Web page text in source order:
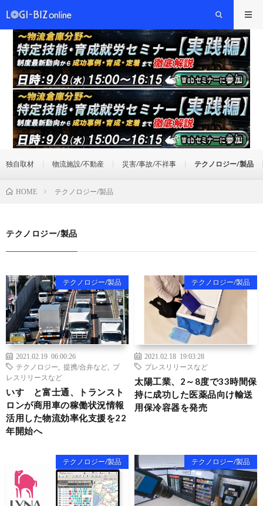
独自取材 物流施設/不動産 災害/事故/不祥事 テクノロジー/製品
HOME テクノロジー/製品
テクノロジー/製品
テクノロジー/製品
2021.02.19 06:00:26
テクノロジー
提携/合弁など
プ
レスリリースなど
いすゞと富士通、トランスト
ロンが商用車の稼働状況情報
活用した物流効率化支援を22
年開始へ
テクノロジー/製品
2021.02.18 19:03:28
プレスリリースなど
太陽工業、2～8度で33時間保
持に成功した医薬品向け輸送
用保冷容器を発売
テクノロジー/製品 テクノロジー/製品